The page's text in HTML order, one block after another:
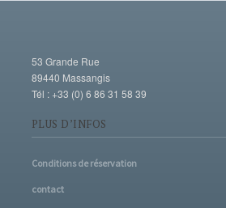
53 Grande Rue
89440 Massangis
Tél : +33 (0) 6 86 31 58 39
PLUS D’INFOS
Conditions de réservation
contact